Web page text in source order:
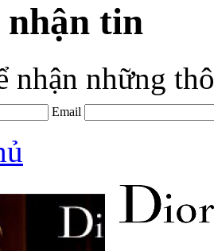
tin
nhận những
Email